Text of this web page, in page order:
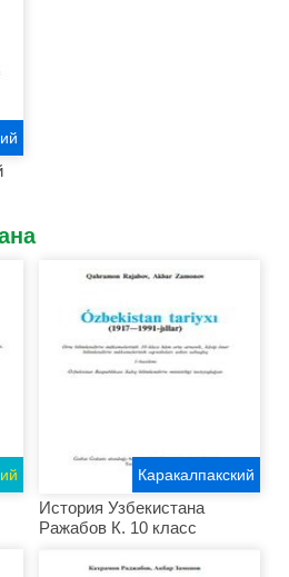
История Узбекистана
Ражабов К. 10 класс
Каракалпакский